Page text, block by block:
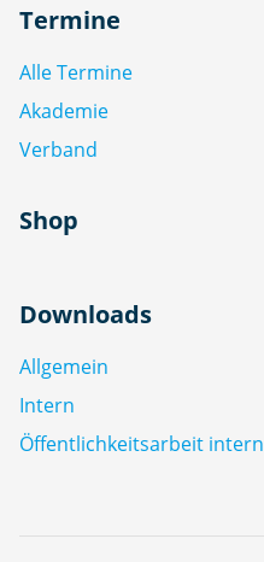
Termine
Alle Termine
Akademie
Verband
Shop
Downloads
Allgemein
Intern
Öffentlichkeitsarbeit intern